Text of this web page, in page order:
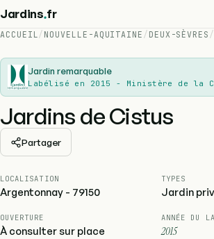
Jardins.fr
ACCUEIL/ NOUVELLE-AQUITAINE / DEUX-SÈVRES /
Jardin remarquable
Labélisé en 2015 - Ministère de la
Jardins de Cistus
Partager
LOCALISATION
Argentonnay - 79150
TYPES
Jardin
OUVERTURE
À consulter sur place
ANNÉE DU
2015